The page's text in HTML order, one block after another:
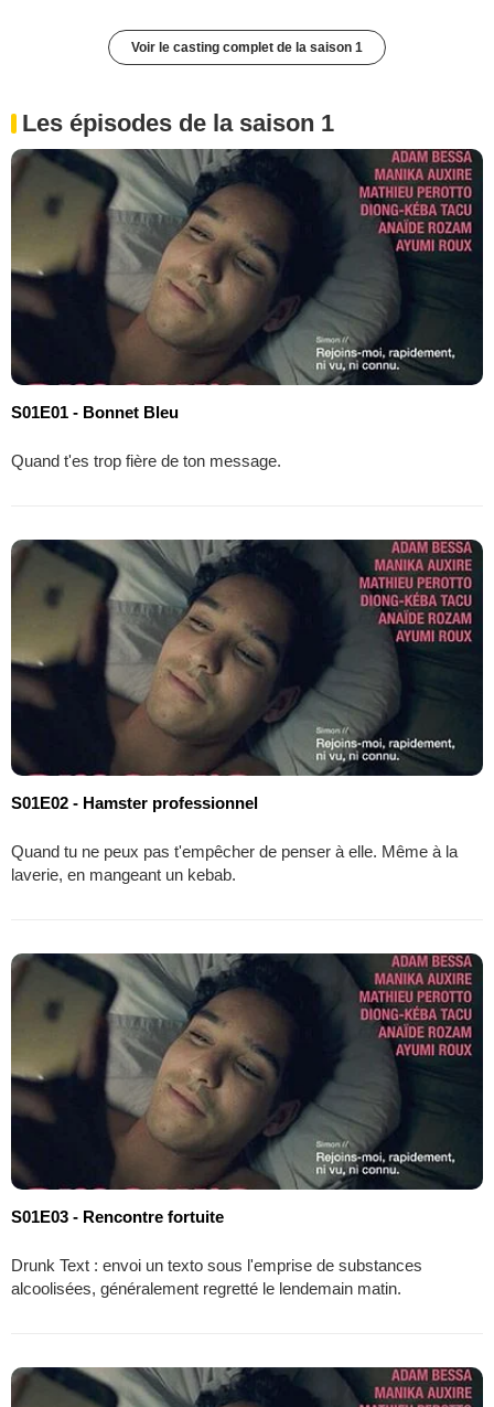
Voir le casting complet de la saison 1
Les épisodes de la saison 1
S01E01 - Bonnet Bleu
Quand t'es trop fière de ton message.
S01E02 - Hamster professionnel
Quand tu ne peux pas t'empêcher de penser à elle. Même à la
laverie, en mangeant un kebab.
S01E03 - Rencontre fortuite
Drunk Text : envoi un texto sous l'emprise de substances
alcoolisées, généralement regretté le lendemain matin.